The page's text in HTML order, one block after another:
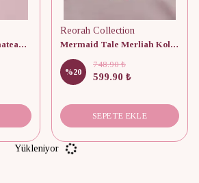
Minimal Diamond Chateau Kolye
Reorah Collection
Mermaid Tale Merliah Kolye
%20
748.90 ₺
599.90 ₺
SEPETE EKLE
Yükleniyor